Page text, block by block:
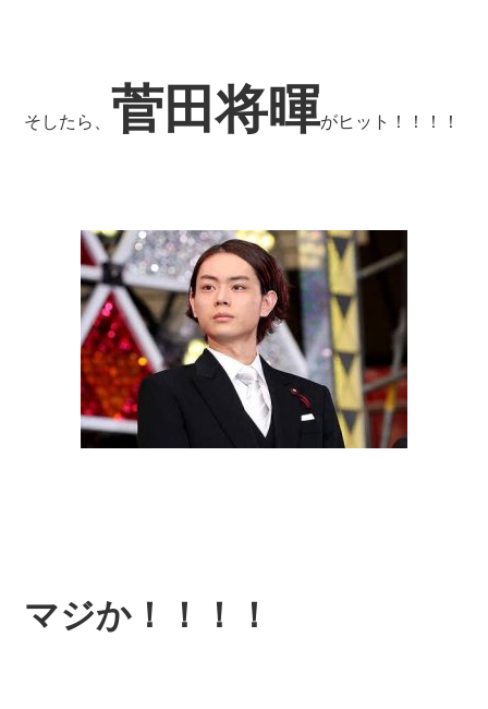
そしたら、 菅田将暉がヒット！！！！
マジか！！！！